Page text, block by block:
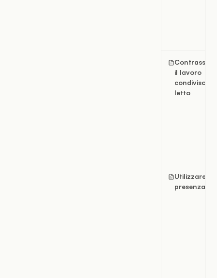
il lavoro
condiviso
letto
Utilizzare la
presenza